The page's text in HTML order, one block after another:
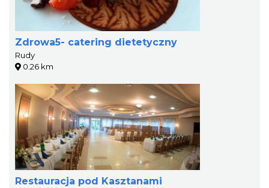
Zdrowa5- catering dietetyczny
Rudy
0.26 km
Restauracja pod Kasztanami